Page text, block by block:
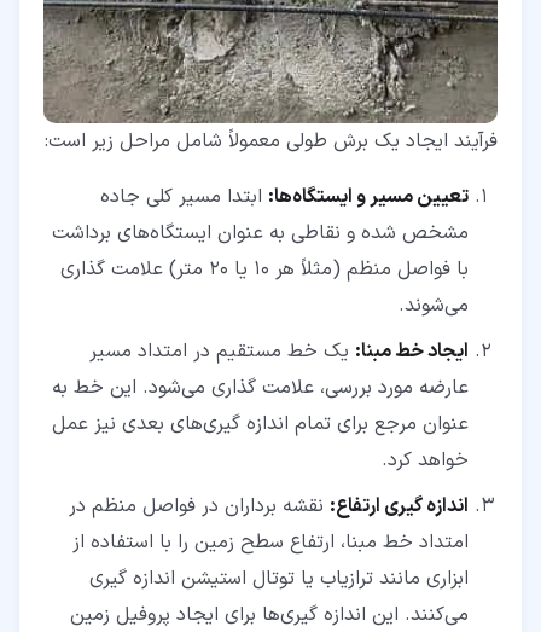
فرآیند ایجاد یک برش طولی معمولاً شامل مراحل زیر است:
تعیین مسیر و ایستگاه‌ها: ابتدا مسیر کلی جاده
مشخص شده و نقاطی به عنوان ایستگاه‌های برداشت
با فواصل منظم (مثلاً هر 10 یا 20 متر) علامت‌ گذاری
می‌شوند.
ایجاد خط مبنا: یک خط مستقیم در امتداد مسیر
عارضه مورد بررسی، علامت ‌گذاری می‌شود. این خط به
عنوان مرجع برای تمام اندازه‌ گیری‌های بعدی نیز عمل
خواهد کرد.
اندازه ‌گیری ارتفاع: نقشه ‌برداران در فواصل منظم در
امتداد خط مبنا، ارتفاع سطح زمین را با استفاده از
ابزاری مانند ترازیاب یا توتال استیشن اندازه‌ گیری
می‌کنند. این اندازه‌ گیری‌ها برای ایجاد پروفیل زمین